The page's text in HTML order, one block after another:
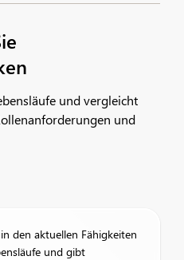
und vergleicht
und
den aktuellen Fähigkeiten
und gibt